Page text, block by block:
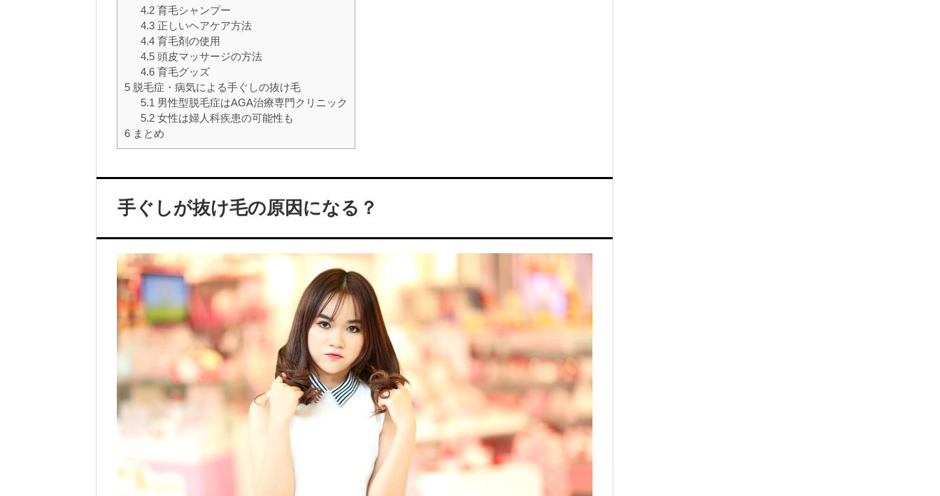
4.2育毛シャンプー
4.3正しいヘアケア方法
4.4育毛剤の使用
4.5頭皮マッサージの方法
4.6育毛グッズ
5 脱毛症・病気による手ぐしの抜け毛
5.1 男性型脱毛症はAGA治療専門クリニック
5.2女性は婦人科疾患の可能性も
6 まとめ
手ぐしが抜け毛の原因になる？